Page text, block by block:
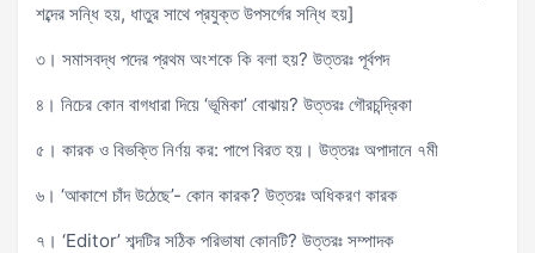
শব্দের সন্ধি হয়, ধাতুর সাথে প্রযুক্ত উপসর্গের সন্ধি হয়]
৩। সমাসবদ্ধ পদের প্রথম অংশকে কি বলা হয়? উত্তরঃ পূর্বপদ
৪। নিচের কোন বাগধারা দিয়ে ‘ভূমিকা’ বোঝায়? উত্তরঃ গৌরচন্দ্রিকা
৫। কারক ও বিভক্তি নির্ণয় কর: পাপে বিরত হয়। উত্তরঃ অপাদানে ৭মী
৬। ‘আকাশে চাঁদ উঠেছে’- কোন কারক? উত্তরঃ অধিকরণ কারক
৭। ‘Editor’ শব্দটির সঠিক পরিভাষা কোনটি? উত্তরঃ সম্পাদক